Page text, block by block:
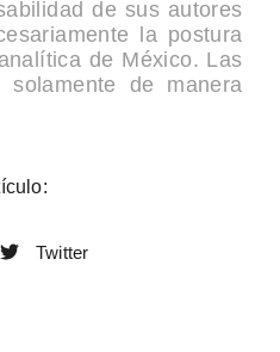
de sus autores
la postura
de México. Las
de manera
Twitter